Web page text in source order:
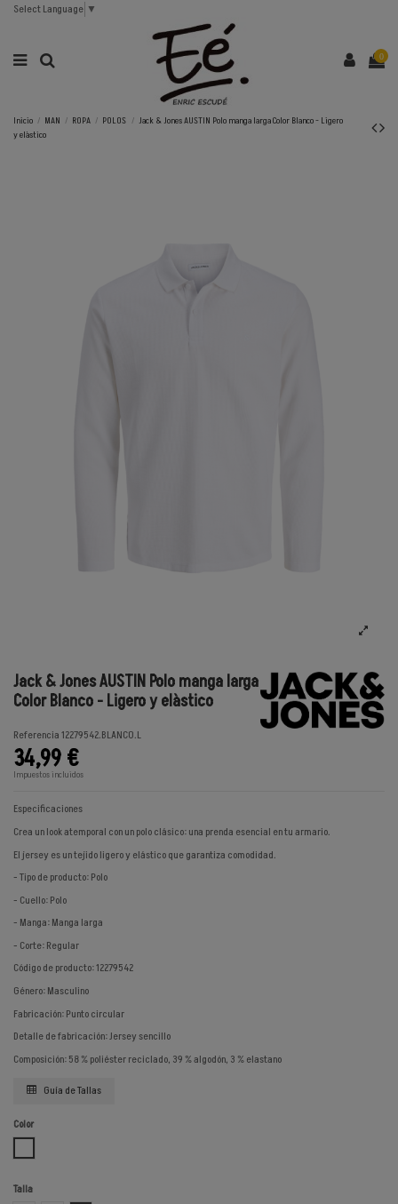
Select Language ▼
0
Inicio MAN ROPA POLOS
Jack & Jones AUSTIN Polo manga larga Color Blanco - Ligero
y elàstico
Jack & Jones AUSTIN Polo manga larga
Color Blanco - Ligero y elàstico
Referencia12279542.BLANCO.L
34,99 €
Impuestos incluidos
Especificaciones
Crea un look atemporal con un polo clásico: una prenda esencial en tu armario.
El jersey es un tejido ligero y elástico que garantiza comodidad.
- Tipo de producto: Polo
- Cuello: Polo
- Manga: Manga larga
- Corte: Regular
Código de producto: 12279542
Género: Masculino
Fabricación: Punto circular
Detalle de fabricación: Jersey sencillo
Composición: 58 % poliéster reciclado, 39 % algodón, 3 % elastano
Guía de Tallas
Color
Talla